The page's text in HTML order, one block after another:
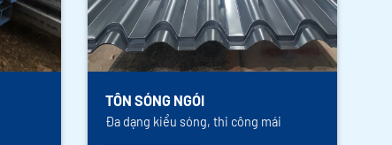
TÔN SÓNG NGÓI
Đa dạng kiểu sóng, thi công mái